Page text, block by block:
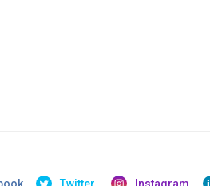
Twitter Instagram